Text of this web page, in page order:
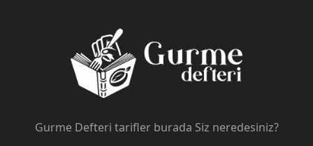
Gurme Defteri tarifler burada Siz neredesiniz?